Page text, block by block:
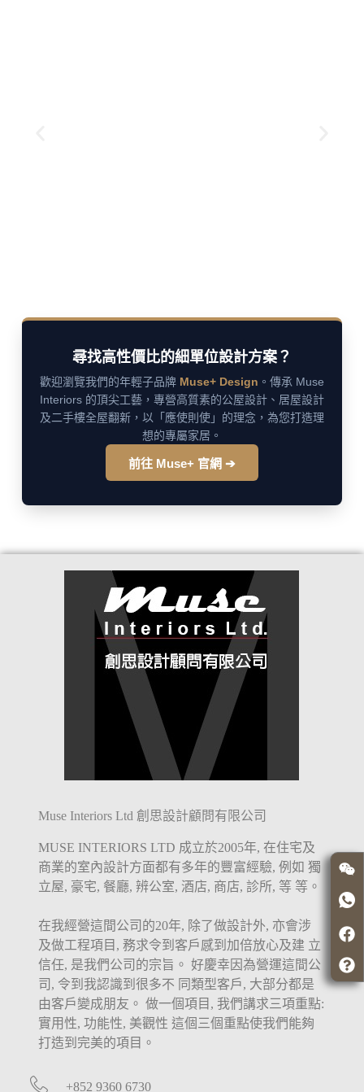
尋找高性價比的細單位設計方案？
歡迎瀏覽我們的年輕子品牌 Muse+ Design 。傳承 Muse
Interiors 的頂尖工藝，專營高質素的公屋設計、居屋設計
及二手樓全屋翻新，以「應使則使」的理念，為您打造理
想的專屬家居。
前往 Muse+ 官網 ➔
Muse Interiors Ltd 創思設計顧問有限公司
MUSE INTERIORS LTD 成立於2005年, 在住宅及
商業的室內設計方面都有多年的豐富經驗, 例如 獨
立屋, 豪宅, 餐廳, 辨公室, 酒店, 商店, 診所, 等 等。
在我經營這間公司的20年, 除了做設計外, 亦會涉
及做工程項目, 務求令到客戶感到加倍放心及建 立
信任, 是我們公司的宗旨。 好慶幸因為營運這間公
司, 令到我認識到很多不 同類型客戶, 大部分都是
由客戶變成朋友。 做一個項目, 我們講求三項重點:
實用性, 功能性, 美觀性 這個三個重點使我們能夠
打造到完美的項目。
+852 9360 6730